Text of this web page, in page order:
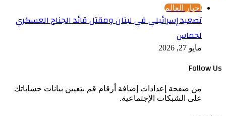
أخبار العالم
تصعيد إسرائيلي في لبنان ومقتل قائد الجناح العسكري
لحماس
مايو 27, 2026
Follow Us
من صفحة إعدادات إضافة أرقام قم بتعيين بيانات حساباتك
على الشبكات الإجتماعية.